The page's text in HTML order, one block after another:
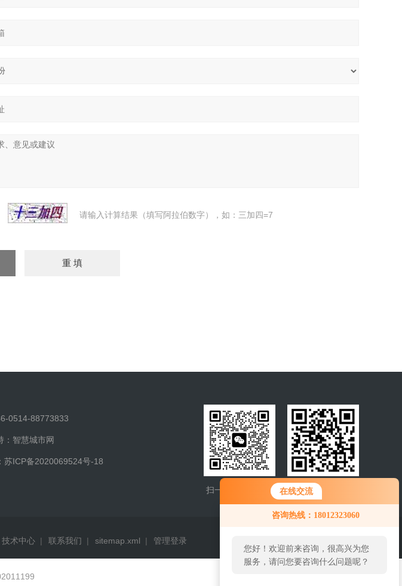
在线交流
咨询热线：18012323060
您好！欢迎前来咨询，很高兴为您
服务，请问您要咨询什么问题呢？
请输入计算结果（填写阿拉伯数字），如：三加四=7
手机查看
扫一扫，添加微信
0514-88773833
智慧城市网
苏ICP备2020069524号-18
技术中心 | 联系我们 | sitemap.xml | 管理登录